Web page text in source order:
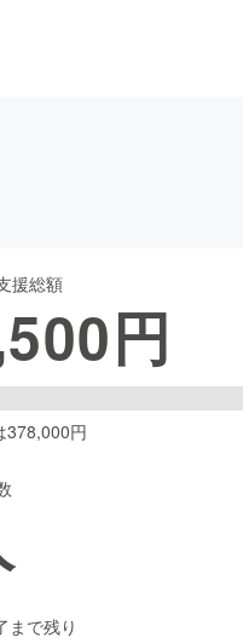
ファッション
援総額
円
378,000円
まで残り